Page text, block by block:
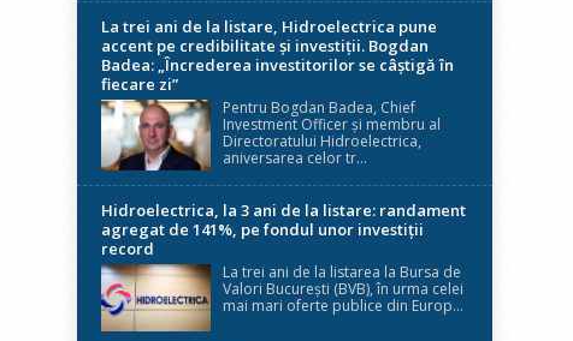
La trei ani de la listare, Hidroelectrica pune
accent pe credibilitate și investiții. Bogdan
Badea: „Încrederea investitorilor se câștigă în
fiecare zi”
Pentru Bogdan Badea, Chief
Investment Officer și membru al
Directoratului Hidroelectrica,
aniversarea celor tr...
Hidroelectrica, la 3 ani de la listare: randament
agregat de 141%, pe fondul unor investiții
record
La trei ani de la listarea la Bursa de
Valori București (BVB), în urma celei
mai mari oferte publice din Europ...